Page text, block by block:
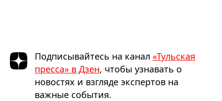
Подписывайтесь на канал «Тульская
пресса» в Дзен, чтобы узнавать о
новостях и взгляде экспертов на
важные события.